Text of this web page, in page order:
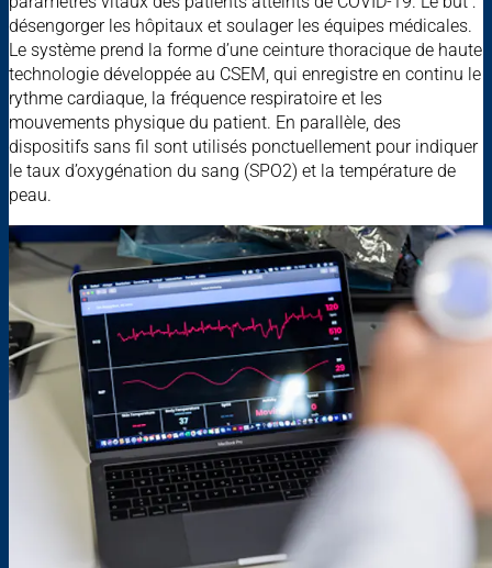
désengorger les hôpitaux et soulager les équipes médicales.
Le système prend la forme d’une ceinture thoracique de haute
technologie développée au CSEM, qui enregistre en continu le
rythme cardiaque, la fréquence respiratoire et les
mouvements physique du patient. En parallèle, des
dispositifs sans fil sont utilisés ponctuellement pour indiquer
le taux d’oxygénation du sang (SPO2) et la température de
peau.